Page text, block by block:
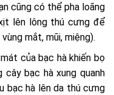
cũng có thể pha loãng
lên lông thú cưng để
mắt, mũi, miệng).
của bạc hà khiến bọ
bạc hà xung quanh
bạc hà lên da thú cưng